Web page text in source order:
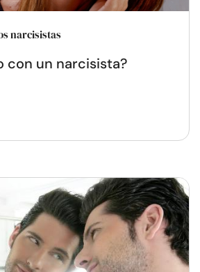
narcisistas
con un narcisista?